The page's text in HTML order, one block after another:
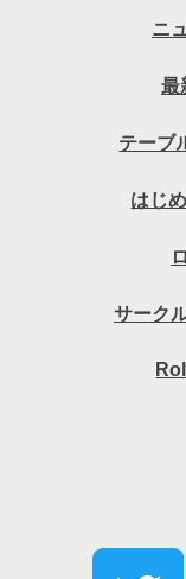
ニ
最
テーブ
はじ
サーク